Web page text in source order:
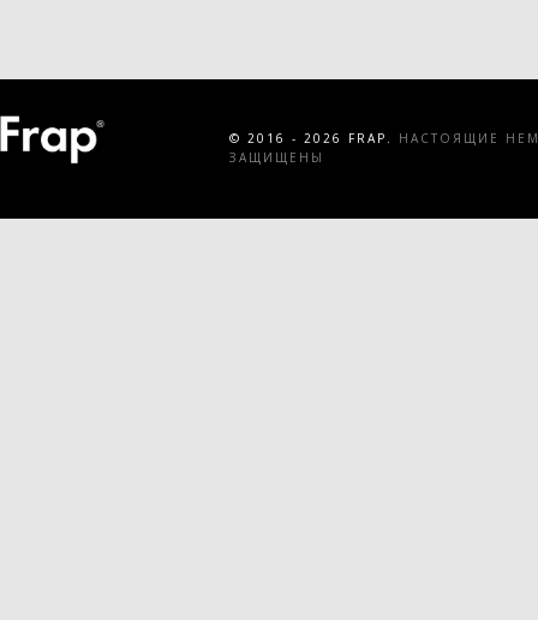
© 2016 - 2026 FRAP.
НАСТОЯЩИЕ
ЗАЩИЩЕНЫ